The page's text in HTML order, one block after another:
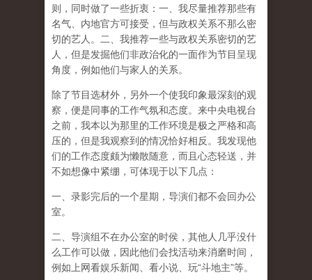
则，同时做了一些折衷：一、我尽量推荐那些有
名气、内地官方可接受，但与政权关系不那么密
切的艺人。二、我推荐一些与政权关系密切的艺
人，但是发掘他们非政治化的一面作为节目呈现
角度，例如他们与家人的关系。
除了节目选材外，另外一个使我印象最深刻的观
察，便是同事的工作气氛和态度。来中央电视台
之前，我本以为那里的工作环境是极之严格和高
压的，但是我观察到的情况恰好相反。我发现他
们的工作态度颇为懒散随意，而且心态轻送，并
不如想像中紧绷，可体现于以下几点：
一、录影完后的一个星期，导演们都不会回办公
室。
二、导演组不在办公室的时侯，其他人几乎没什
么工作可以做，因此他们会找活动来消磨时间，
例如上网看娱乐新闻、看小说、玩“斗地主”等。